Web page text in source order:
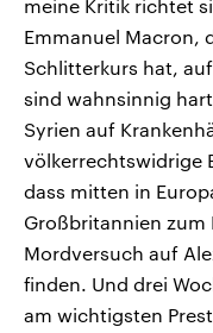
meine Kritik richtet
Emmanuel Macron,
Schlitterkurs hat,
sind wahnsinnig
Syrien auf
völkerrechtswidrige
dass mitten in
Großbritannien zum
Mordversuch auf
finden. Und drei
am wichtigsten